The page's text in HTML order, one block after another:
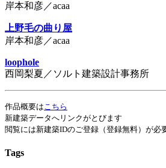
岸本和彦／acaa
上野毛の曲り屋
岸本和彦／acaa
loophole
西岡梨夏／ソルト建築設計事務所
作品概要はこちら
新建築データへリンクがとびます
閲覧には新建築IDのご登録（登録無料）が必
Tags